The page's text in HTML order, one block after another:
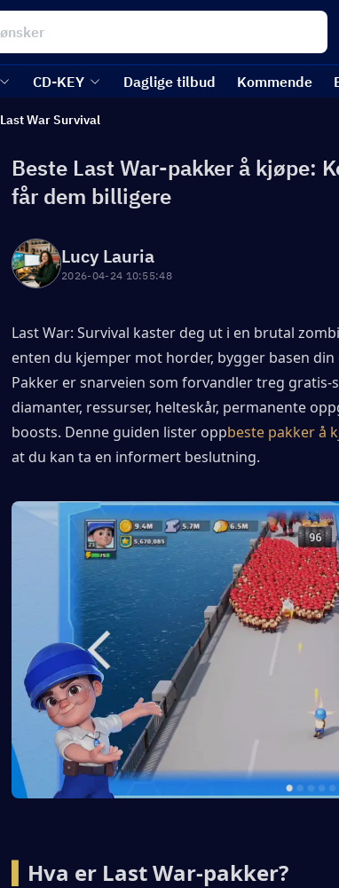
CD-KEY Daglige tilbud Kommende
Last War Survival
Beste Last War-pakker å kjøpe:
får dem billigere
Lucy Lauria
2026-04-24 10:55:48
Last War: Survival kaster deg ut i en brutal
enten du kjemper mot horder, bygger basen
Pakker er snarveien som forvandler treg
diamanter, ressurser, helteskår, permanente
boosts. Denne guiden lister oppbeste pakker å
at du kan ta en informert beslutning.
Hva er Last War-pakker?